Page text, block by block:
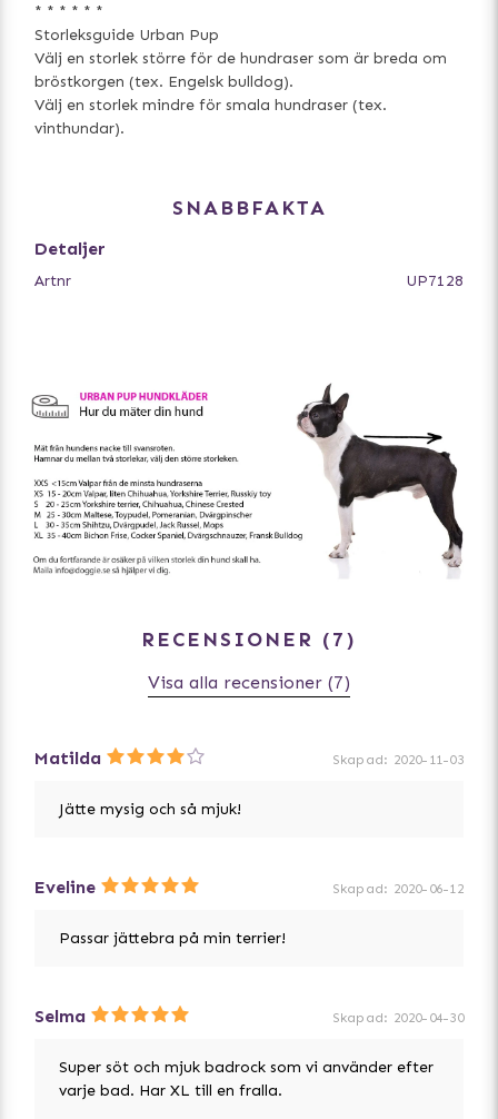
* * * * * *
Storleksguide Urban Pup
Välj en storlek större för de hundraser som är breda om
bröstkorgen (tex. Engelsk bulldog).
Välj en storlek mindre för smala hundraser (tex.
vinthundar).
SNABBFAKTA
Detaljer
Artnr UP7128
RECENSIONER 7
Visa alla recensioner (7)
Matilda Skapad: 2020-11-03
Jätte mysig och så mjuk!
Eveline Skapad: 2020-06-12
Passar jättebra på min terrier!
Selma Skapad: 2020-04-30
Super söt och mjuk badrock som vi använder efter
varje bad. Har XL till en fralla.